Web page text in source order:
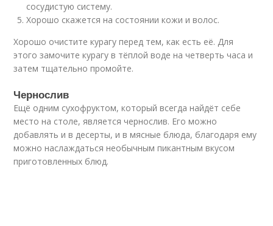
сосудистую систему.
Хорошо скажется на состоянии кожи и волос.
Хорошо очистите курагу перед тем, как есть её. Для
этого замочите курагу в тёплой воде на четверть часа и
затем тщательно промойте.
Чернослив
Ещё одним сухофруктом, который всегда найдёт себе
место на столе, является чернослив. Его можно
добавлять и в десерты, и в мясные блюда, благодаря ему
можно наслаждаться необычным пикантным вкусом
приготовленных блюд.